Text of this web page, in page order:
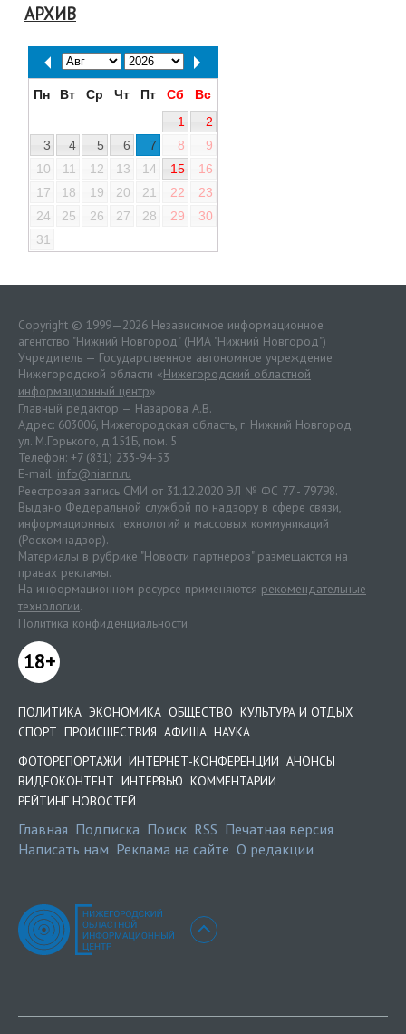
АРХИВ
Пн Вт Ср Чт Пт Сб
Вс
1
2
3
4 5 6 7 8
9
10
11 12 13 14 15
16
17
18 19 20 21 22
23
24
25 26 27 28 29
30
31
Copyright © 1999—2026 Независимое информационное
агентство "Нижний Новгород" (НИА "Нижний Новгород")
Учредитель — Государственное автономное учреждение
Нижегородской области «Нижегородский областной
информационный центр»
Главный редактор — Назарова А.В.
Адрес: 603006, Нижегородская область, г. Нижний Новгород.
ул. М.Горького, д.151Б, пом. 5
Телефон: +7 (831) 233-94-53
E-mail: info@niann.ru
Реестровая запись СМИ от 31.12.2020 ЭЛ № ФС 77 - 79798.
Выдано Федеральной службой по надзору в сфере связи,
информационных технологий и массовых коммуникаций
(Роскомнадзор).
Материалы в рубрике "Новости партнеров" размещаются на
правах рекламы.
На информационном ресурсе применяются рекомендательные
технологии.
Политика конфиденциальности
18+
ПОЛИТИКА ЭКОНОМИКА ОБЩЕСТВО КУЛЬТУРА И ОТДЫХ
СПОРТ ПРОИСШЕСТВИЯ АФИША НАУКА
ФОТОРЕПОРТАЖИ ИНТЕРНЕТ-КОНФЕРЕНЦИИ АНОНСЫ
ВИДЕОКОНТЕНТ ИНТЕРВЬЮ КОММЕНТАРИИ
РЕЙТИНГ НОВОСТЕЙ
Главная Подписка Поиск RSS Печатная версия
Написать нам Реклама на сайте О редакции